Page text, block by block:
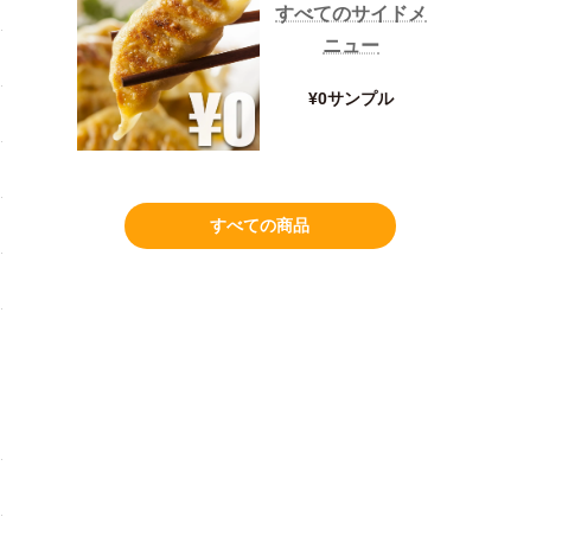
すべてのサイドメ
ニュー
¥0サンプル
すべての商品